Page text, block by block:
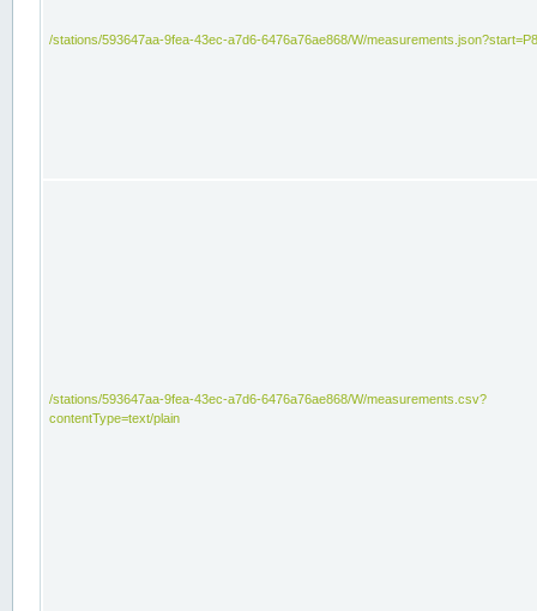
/stations/593647aa-9fea-43ec-a7d6-6476a76ae868/W/
/stations/593647aa-9fea-43ec-a7d6-6476a76ae868/W/measurements.csv?
contentType=text/plain